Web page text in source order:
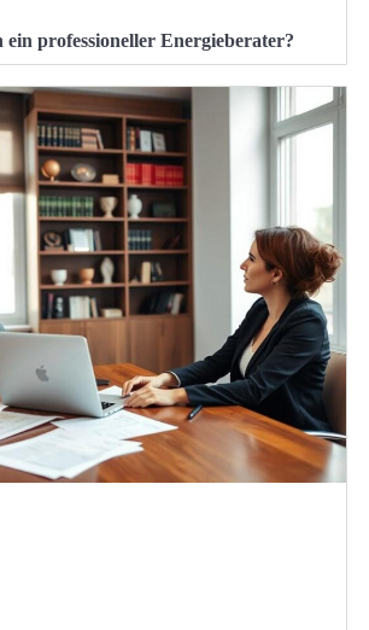
professioneller Energieberater?